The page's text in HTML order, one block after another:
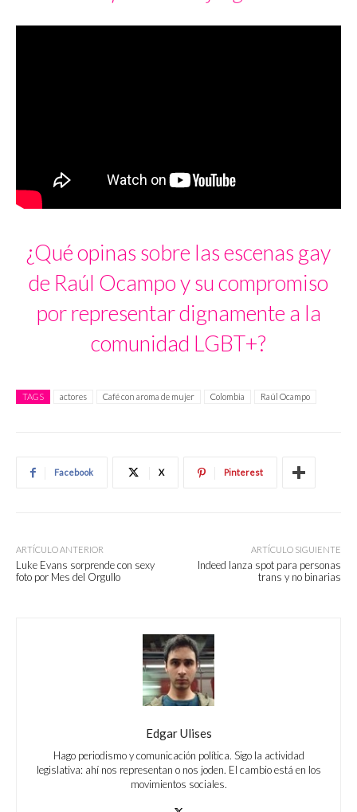
¿Qué opinas sobre las escenas gay
de Raúl Ocampo y su compromiso
por representar dignamente a la
comunidad LGBT+?
TAGS actores Café con aroma de mujer Colombia Raúl Ocampo
Facebook X Pinterest
ARTÍCULO ANTERIOR
Luke Evans sorprende con sexy
foto por Mes del Orgullo
ARTÍCULO SIGUIENTE
Indeed lanza spot para personas
trans y no binarias
Edgar Ulises
Hago periodismo y comunicación política. Sigo la actividad
legislativa: ahí nos representan o nos joden. El cambio está en los
movimientos sociales.